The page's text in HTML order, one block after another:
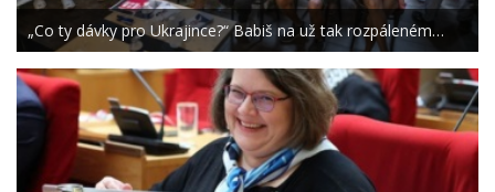
„Co ty dávky pro Ukrajince?“ Babiš na už tak rozpáleném…